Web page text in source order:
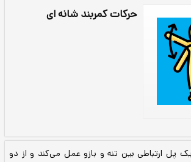
حرکات کمربند شانه ای